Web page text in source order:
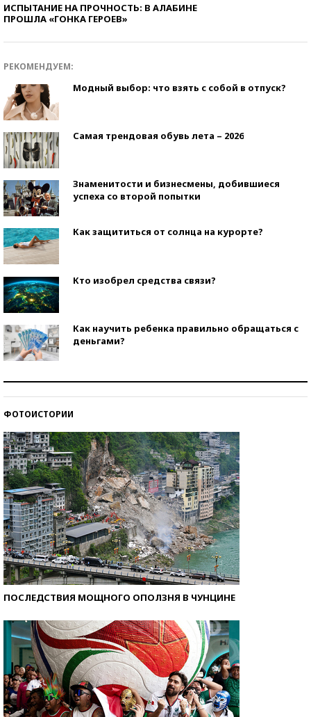
ИСПЫТАНИЕ НА ПРОЧНОСТЬ: В АЛАБИНЕ
ПРОШЛА «ГОНКА ГЕРОЕВ»
РЕКОМЕНДУЕМ:
Модный выбор: что взять с собой в отпуск?
Самая трендовая обувь лета – 2026
Знаменитости и бизнесмены, добившиеся
успеха со второй попытки
Как защититься от солнца на курорте?
Кто изобрел средства связи?
Как научить ребенка правильно обращаться с
деньгами?
ФОТОИСТОРИИ
ПОСЛЕДСТВИЯ МОЩНОГО ОПОЛЗНЯ В ЧУНЦИНЕ